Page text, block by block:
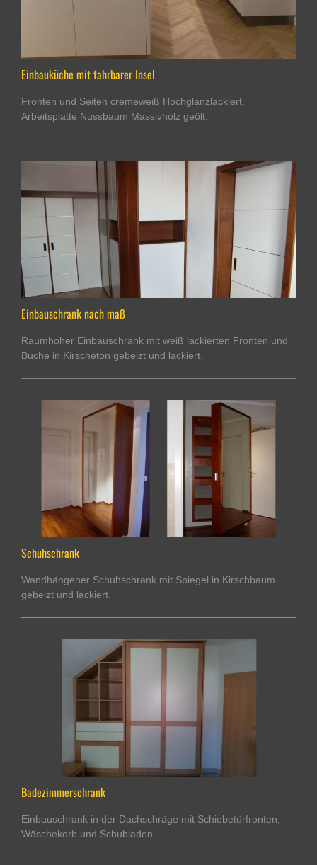
Einbauküche mit fahrbarer Insel
Fronten und Seiten cremeweiß Hochglanzlackiert,
Arbeitsplatte Nussbaum Massivholz geölt.
Einbauschrank nach maß
Raumhoher Einbauschrank mit weiß lackierten Fronten und
Buche in Kirscheton gebeizt und lackiert.
Schuhschrank
Wandhängener Schuhschrank mit Spiegel in Kirschbaum
gebeizt und lackiert.
Badezimmerschrank
Einbauschrank in der Dachschräge mit Schiebetürfronten,
Wäschekorb und Schubladen.